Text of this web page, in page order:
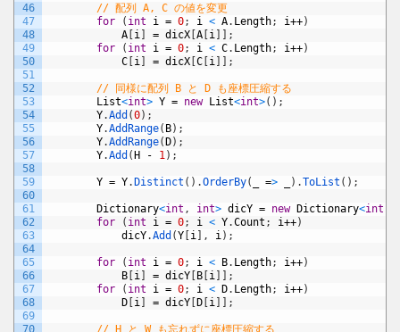
46
47
48
49
50
51
52
53
54
55
56
57
58
59
60
61
62
63
64
65
66
67
68
69
70
// 配列 A, C の値を変更
for
( int i = 0; i < A. Length; i++)
A [i ] = dicX [A [i ] ] ;
for
( int i = 0; i < C. Length; i++)
C [i ] = dicX [C [i ] ] ;
// 同様に配列 B と D も座標圧縮する
List<int> Y = new List<int>( ) ;
Y.Add (0) ;
Y.AddRange( B) ;
Y.AddRange(D) ;
Y.Add (H - 1 ) ;
Y = Y.Distinct ( ) .OrderBy( => ) .ToList ( ) ;
Dictionary<int , int> dicY = new Dictionary<int
for
( int i = 0; i < Y.Count ; i++)
dicY.Add (Y [i ] , i ) ;
for ( int i = 0; i < B. Length; i++)
B [i ] = dicY [B [i ] ] ;
for
( int i = 0; i < D. Length; i++)
D [i ] = dicY [D [i ] ] ;
// H と W も忘れずに座標圧縮する